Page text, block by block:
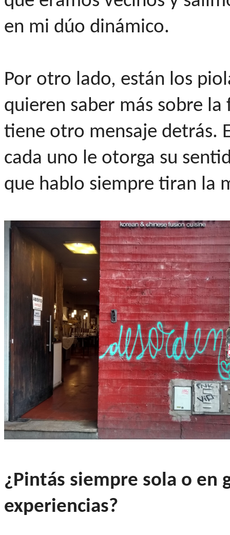
en mi dúo dinámico.
Por otro lado, están los
quieren saber más sobre
tiene otro mensaje detrás.
cada uno le otorga su
que hablo siempre tiran la
¿Pintás siempre sola o en
experiencias?